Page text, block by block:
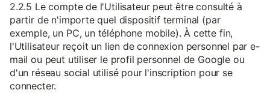
2.2.5 Le compte de l'Utilisateur peut être consulté à
partir de n'importe quel dispositif terminal (par
exemple, un PC, un téléphone mobile). À cette fin,
l'Utilisateur reçoit un lien de connexion personnel par e-
mail ou peut utiliser le profil personnel de Google ou
d'un réseau social utilisé pour l'inscription pour se
connecter.